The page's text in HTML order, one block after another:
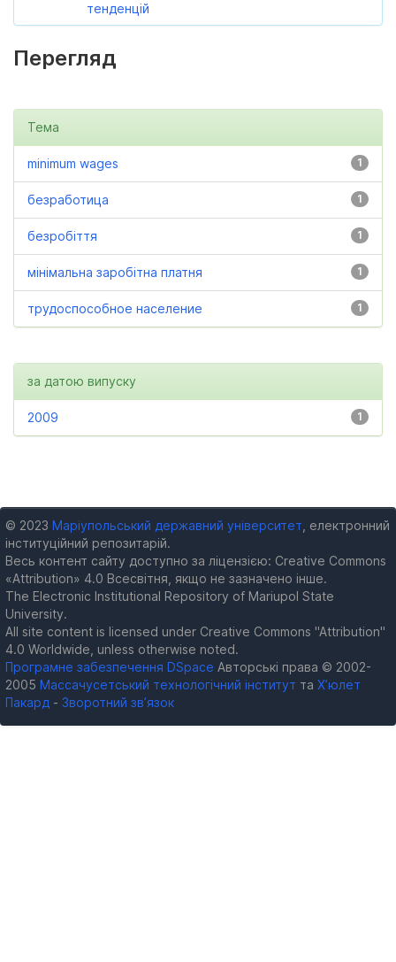
тенденцій
Перегляд
Тема
1
minimum wages
1
безработица
1
безробіття
1
мінімальна заробітна платня
1
трудоспособное население
за датою випуску
1
2009
© 2023 Маріупольський державний університет , електронний
інституційний репозитарій.
Весь контент сайту доступно за ліцензією: Creative Commons
«Attribution» 4.0 Всесвітня, якщо не зазначено інше.
The Electronic Institutional Repository of Mariupol State
University.
All site content is licensed under Creative Commons "Attribution"
4.0 Worldwide, unless otherwise noted.
Програмне забезпечення DSpace Авторські права © 2002-
2005 Массачусетський технологічний інститут та Х’юлет
Пакард - Зворотний зв’язок